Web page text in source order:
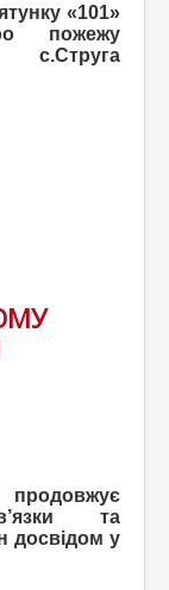
«101»
пожежу
та
досвідом у